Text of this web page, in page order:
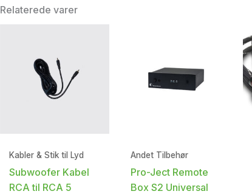
Relaterede varer
Kabler & Stik til Lyd
Subwoofer Kabel
RCA til RCA 5
Andet Tilbehør
Pro-Ject Remote
Box S2 Universal